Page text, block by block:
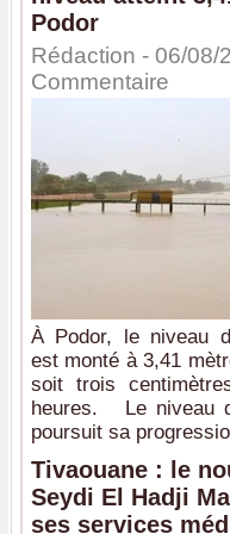
Podor
Rédaction - 06/08/
Commentaire
À Podor, le niveau
est monté à 3,41
soit trois
heures. Le niveau
poursuit sa
Tivaouane : le
Seydi El Hadji
ses services